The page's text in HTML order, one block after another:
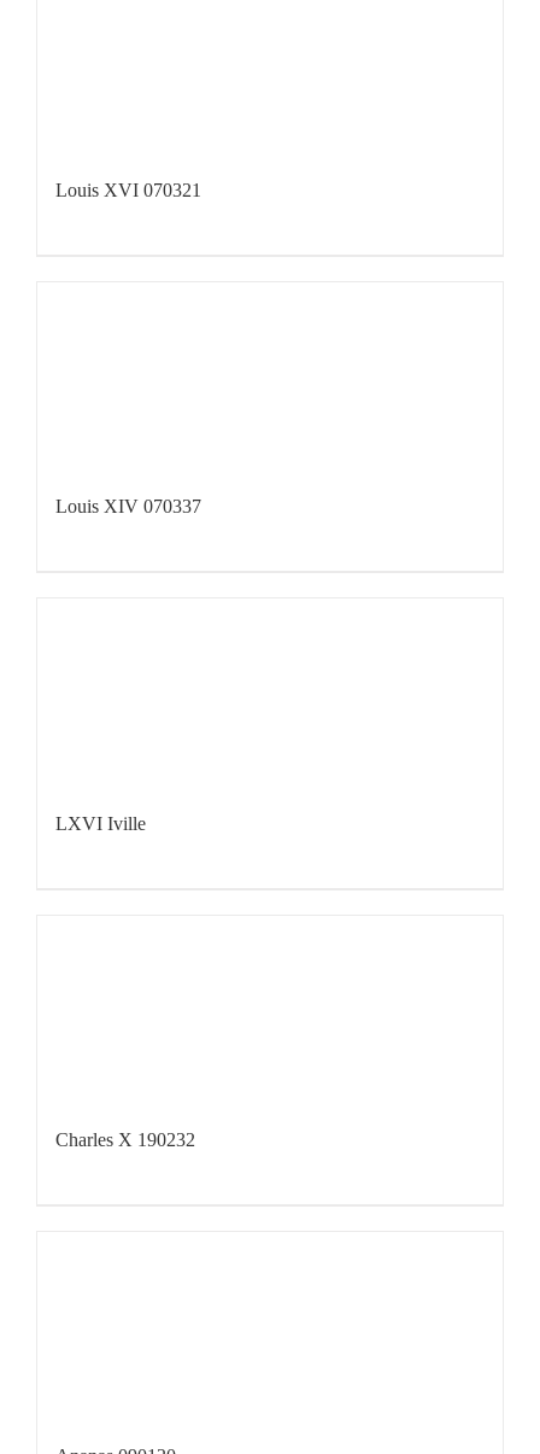
Louis XVI 070321
Louis XIV 070337
LXVI Iville
Charles X 190232